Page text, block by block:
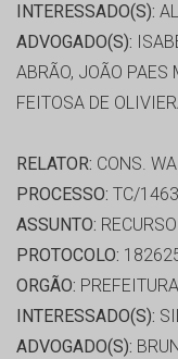
INTERESSADO(S):
ADVOGADO(S):
ABRÃO, JOÃO PAES
FEITOSA DE
RELATOR: CONS.
PROCESSO: TC/
ASSUNTO:
PROTOCOLO:
ORGÃO:
INTERESSADO(S):
ADVOGADO(S):